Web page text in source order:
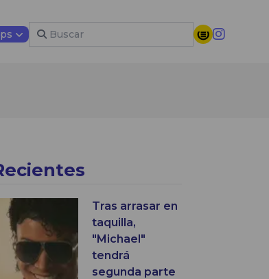
Tras arrasar en
taquilla,
"Michael"
tendrá
segunda parte